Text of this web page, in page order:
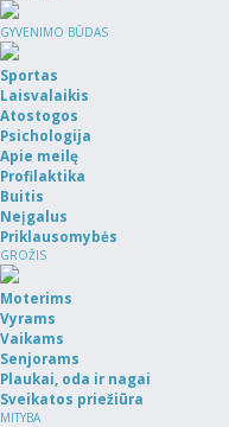
GYVENIMO BŪDAS
Sportas
Laisvalaikis
Atostogos
Psichologija
Apie meilę
Profilaktika
Buitis
Neįgalus
Priklausomybės
GROŽIS
Moterims
Vyrams
Vaikams
Senjorams
Plaukai, oda ir nagai
Sveikatos priežiūra
MITYBA